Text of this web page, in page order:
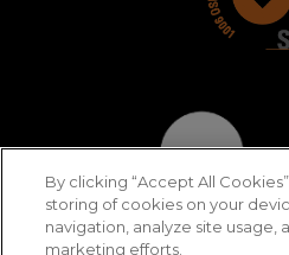
By clicking “Accept All
storing of cookies on your
navigation, analyze site usage,
marketing efforts.